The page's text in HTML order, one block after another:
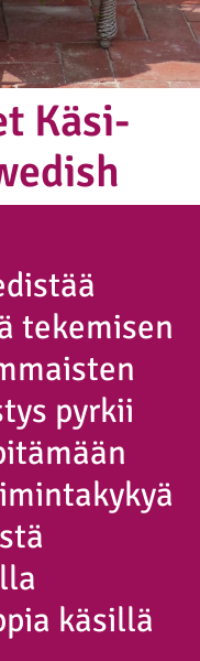
Kä­si­
tekemisen
pyrkii
käsillä